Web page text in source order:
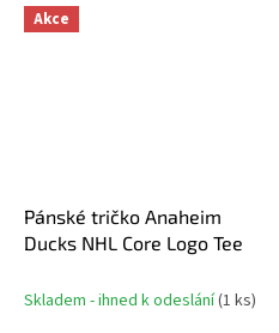
Akce
Pánské tričko Anaheim
Ducks NHL Core Logo Tee
Skladem - ihned k odeslání(1 ks)